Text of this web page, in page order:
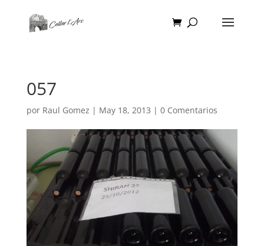
057
por Raul Gomez | May 18, 2013 | 0 Comentarios